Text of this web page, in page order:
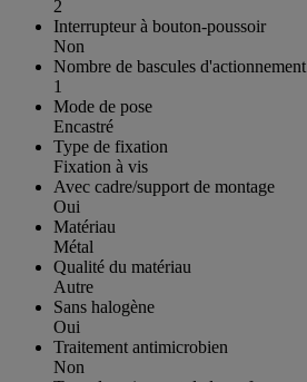
2
Interrupteur à bouton-poussoir
Non
Nombre de bascules d'actionnement
1
Mode de pose
Encastré
Type de fixation
Fixation à vis
Avec cadre/support de montage
Oui
Matériau
Métal
Qualité du matériau
Autre
Sans halogène
Oui
Traitement antimicrobien
Non